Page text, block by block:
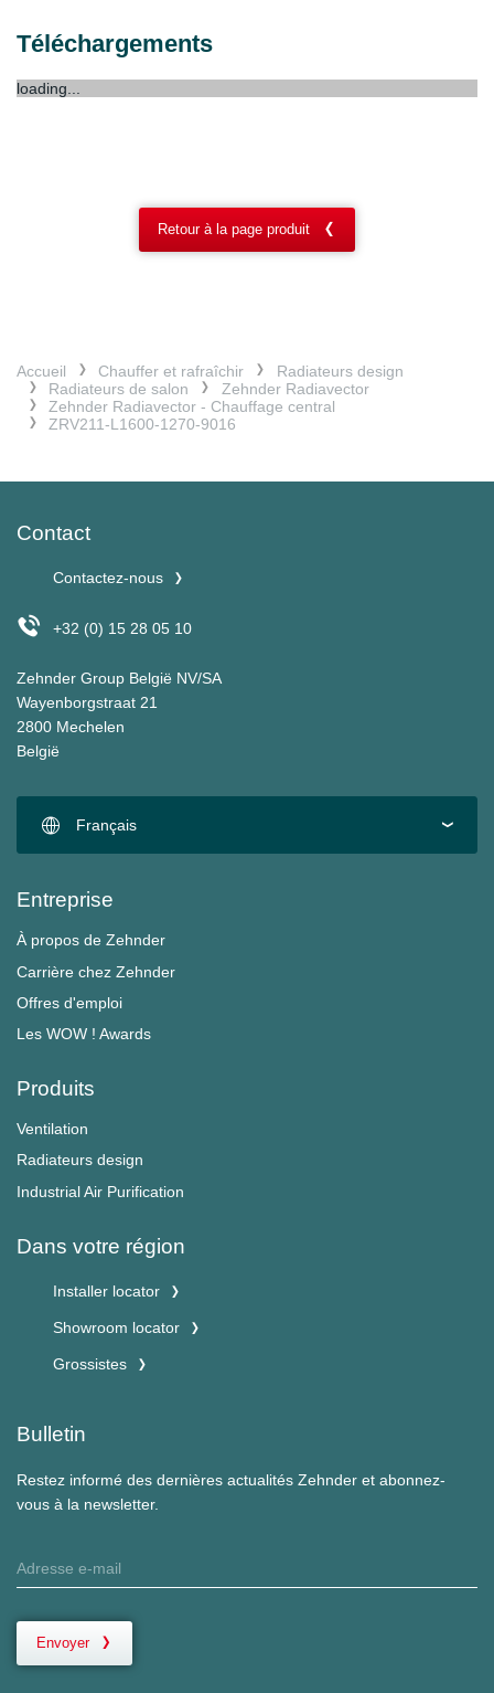
Téléchargements
loading...
Retour à la page produit
Accueil Chauffer et rafraîchir
Radiateurs design
Radiateurs de salon
Zehnder Radiavector
Zehnder Radiavector - Chauffage central
ZRV211-L1600-1270-9016
Contact
Contactez-nous
+32 (0) 15 28 05 10
Zehnder Group België NV/SA
Wayenborgstraat 21
2800 Mechelen
België
Français
Entreprise
À propos de Zehnder
Carrière chez Zehnder
Offres d'emploi
Les WOW ! Awards
Produits
Ventilation
Radiateurs design
Industrial Air Purification
Dans votre région
Installer locator
Showroom locator
Grossistes
Bulletin
Restez informé des dernières actualités Zehnder et abonnez-
vous à la newsletter.
Envoyer